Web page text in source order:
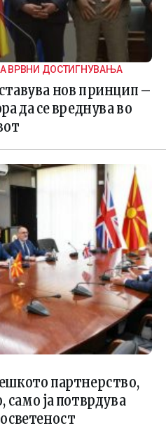
ВРВНИ ДОСТИГНУВАЊА
нов принцип –
да се вреднува во
партнерство,
ја потврдува